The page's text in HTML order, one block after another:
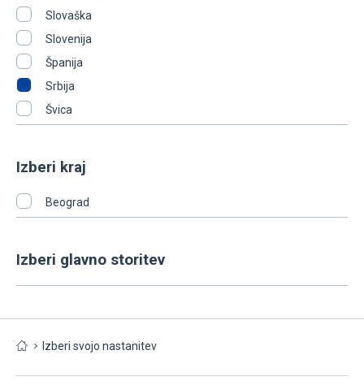
Slovaška
Slovenija
Španija
Srbija
Švica
Izberi kraj
Beograd
Izberi glavno storitev
Izberi svojo nastanitev